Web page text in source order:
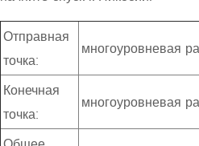
Отправная
точка:
многоуровневая
Конечная
точка:
многоуровневая